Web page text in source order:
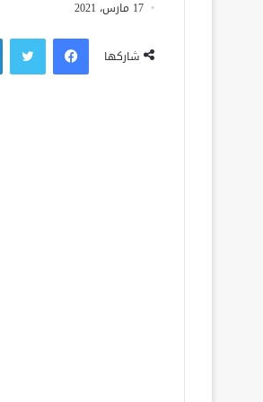
17 مارس، 2021
شاركها
فيسبوك